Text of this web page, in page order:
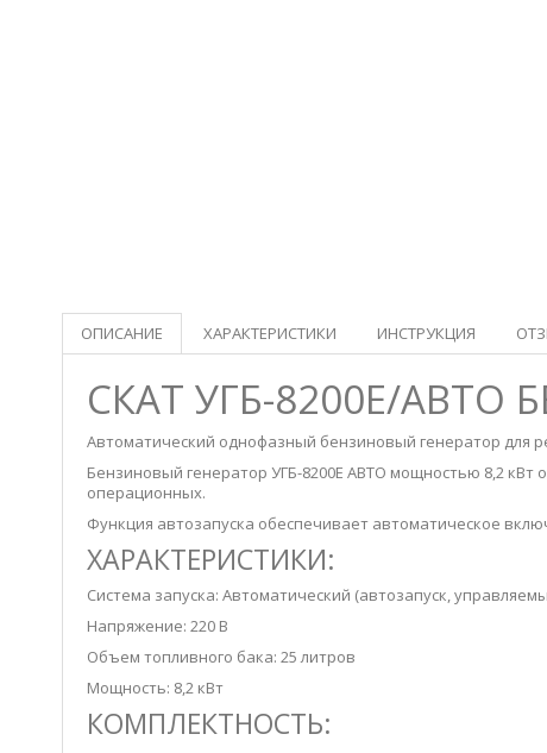
ОПИСАНИЕ ХАРАКТЕРИСТИКИ ИНСТРУКЦИЯ
СКАТ УГБ-8200Е/АВТО
Автоматический однофазный бензиновый генератор для
Бензиновый генератор УГБ-8200Е АВТО мощностью 8,2
операционных.
Функция автозапуска обеспечивает автоматическое
ХАРАКТЕРИСТИКИ:
Система запуска: Автоматический (автозапуск,
Напряжение: 220 В
Объем топливного бака: 25 литров
Мощность: 8,2 кВт
КОМПЛЕКТНОСТЬ: